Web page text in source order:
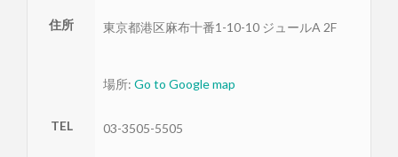
住所 東京都港区麻布十番1-10-10 ジュールA 2F
場所: Go to Google map
TEL 03-3505-5505